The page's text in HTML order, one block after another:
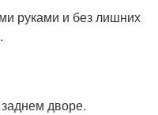
руками и без лишних
дворе.